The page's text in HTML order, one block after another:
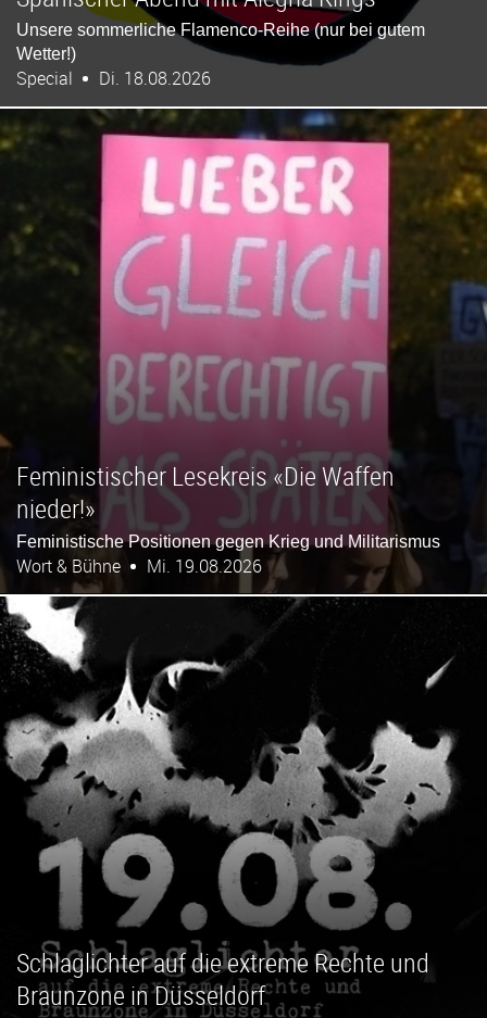
Unsere sommerliche Flamenco-Reihe (nur bei gutem
Wetter!)
Special Di. 18.08.2026
Feministischer Lesekreis «Die Waffen
nieder!»
Feministische Positionen gegen Krieg und Militarismus
Wort & Bühne Mi. 19.08.2026
Schlaglichter auf die extreme Rechte und
Braunzone in Düsseldorf